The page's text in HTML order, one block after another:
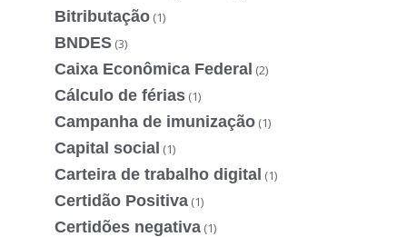
Bitributação (1)
BNDES (3)
Caixa Econômica Federal (2)
Cálculo de férias (1)
Campanha de imunização (1)
Capital social (1)
Carteira de trabalho digital (1)
Certidão Positiva (1)
Certidões negativa (1)